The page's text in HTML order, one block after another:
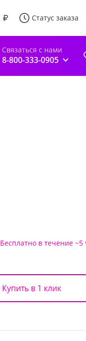
Статус заказа
Связаться с нами
8-800-333-0905
Бесплатно в течение ~5
Купить в 1 клик